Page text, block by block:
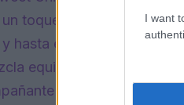
I want
toque de picante,
hasta esos fideos que
equilibrada de dulce y
ideal para